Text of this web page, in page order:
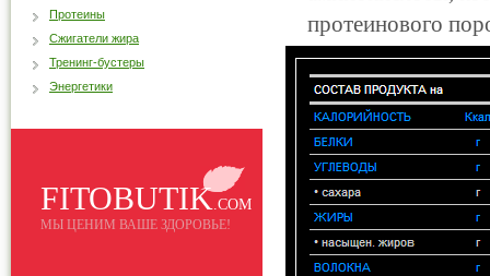
протеинового
Протеины
Сжигатели жира
Тренинг-бустеры
Энергетики
FITOBUTIK.COM
МЫ ЦЕНИМ ВАШЕ ЗДОРОВЬЕ!